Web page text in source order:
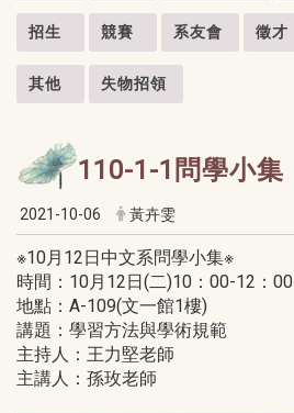
招生 競賽 系友會 徵才
其他 失物招領
110-1-1問學小集
2021-10-06 黃卉雯
※10月12日中文系問學小集※
時間：10月12日(二)10：00-12：00
地點：A-109(文一館1樓)
講題：學習方法與學術規範
主持人：王力堅老師
主講人：孫玫老師